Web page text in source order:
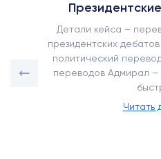
Детали кейса –
президентских
политический
переводов Адмирал
Читать